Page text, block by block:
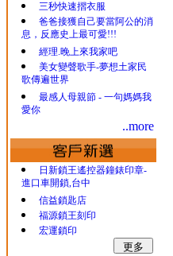
三秒快速摺衣服
爸爸接獲自己要當阿公的消
息，反應史上最可愛!!!
經理.晚上來我家吧
美女變聲歌手-夢想土家民
歌傳遍世界
最感人母親節 - 一句媽媽我
愛你
..more
日新鎖王遙控器鐘錶印章-
進口車開鎖,台中
信益鎖匙店
福源鎖王刻印
宏運鎖印